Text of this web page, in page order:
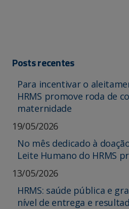
Posts recentes
Para incentivar o
HRMS promove roda de
maternidade
19/05/2026
No mês dedicado à
Leite Humano do HRMS
13/05/2026
HRMS: saúde pública e
nível de entrega e